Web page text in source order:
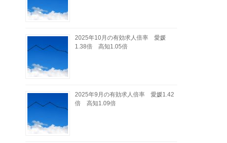
2025年10月の有効求人倍率 愛媛
1.38倍 高知1.05倍
2025年9月の有効求人倍率 愛媛1.42
倍 高知1.09倍